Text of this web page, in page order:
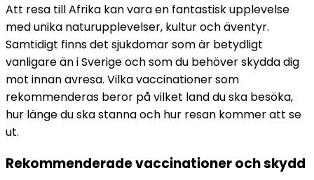
Att resa till Afrika kan vara en fantastisk upplevelse
med unika naturupplevelser, kultur och äventyr.
Samtidigt finns det sjukdomar som är betydligt
vanligare än i Sverige och som du behöver skydda dig
mot innan avresa. Vilka vaccinationer som
rekommenderas beror på vilket land du ska besöka,
hur länge du ska stanna och hur resan kommer att se
ut.
Rekommenderade vaccinationer och skydd